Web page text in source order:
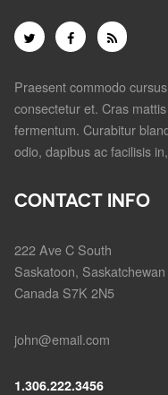
Praesent commodo
consectetur et. Cras
fermentum. Curabitur
odio, dapibus ac facilisis
CONTACT INFO
222 Ave C South
Saskatoon, Saskatchewan
Canada S7K 2N5
john@email.com
1.306.222.3456